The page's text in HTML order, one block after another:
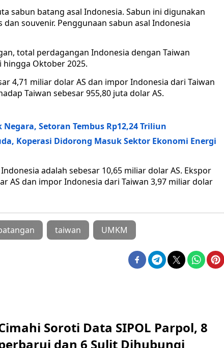
sabun batang asal Indonesia. Sabun ini digunakan
souvenir. Penggunaan sabun asal Indonesia
total perdagangan Indonesia dengan Taiwan
hingga Oktober 2025.
4,71 miliar dolar AS dan impor Indonesia dari Taiwan
Taiwan sebesar 955,80 juta dolar AS.
Setoran Tembus Rp12,24 Triliun
Koperasi Didorong Masuk Sektor Ekonomi Energi
adalah sebesar 10,65 miliar dolar AS. Ekspor
AS dan impor Indonesia dari Taiwan 3,97 miliar dolar
taiwan UMKM
Soroti Data SIPOL Parpol, 8
dan 6 Sulit Dihubungi